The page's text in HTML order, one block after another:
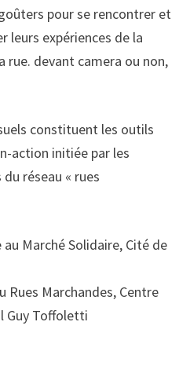
pour se rencontrer et
leurs expériences de la
rue. devant camera ou non,
constituent les outils
action initiée par les
réseau « rues
Marché Solidaire, Cité de
Rues Marchandes, Centre
Guy Toffoletti